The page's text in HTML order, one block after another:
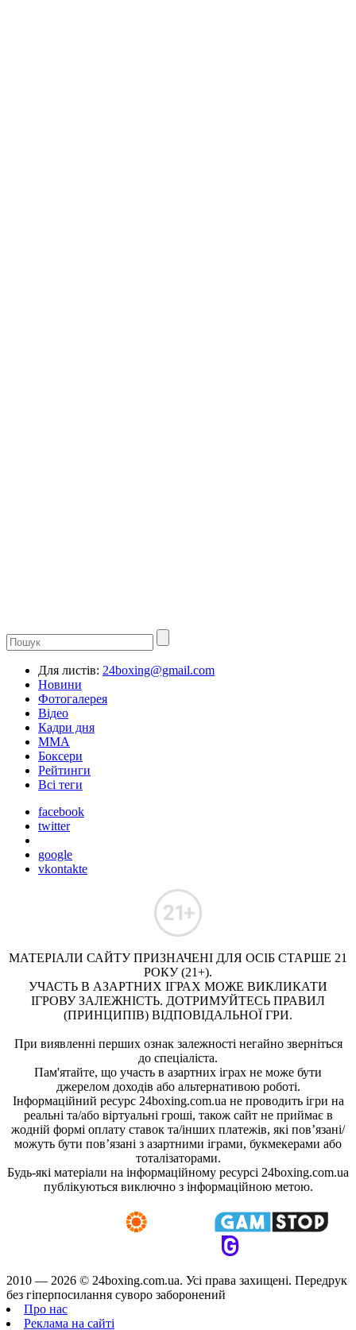
Для листів: 24boxing@gmail.com
Новини
Фотогалерея
Відео
Кадри дня
ММА
Боксери
Рейтинги
Всі теги
facebook
twitter
google
vkontakte
МАТЕРІАЛИ САЙТУ ПРИЗНАЧЕНІ ДЛЯ ОСІБ СТАРШЕ 21
РОКУ (21+).
УЧАСТЬ В АЗАРТНИХ ІГРАХ МОЖЕ ВИКЛИКАТИ
ІГРОВУ ЗАЛЕЖНІСТЬ. ДОТРИМУЙТЕСЬ ПРАВИЛ
(ПРИНЦИПІВ) ВІДПОВІДАЛЬНОЇ ГРИ.
При виявленні перших ознак залежності негайно зверніться
до спеціаліста.
Пам'ятайте, що участь в азартних іграх не може бути
джерелом доходів або альтернативою роботі.
Інформаційний ресурс 24boxing.com.ua не проводить ігри на
реальні та/або віртуальні гроші, також сайт не приймає в
жодній формі оплату ставок та/інших платежів, які пов’язані/
можуть бути пов’язані з азартними іграми, букмекерами або
тоталізаторами.
Будь-які матеріали на інформаційному ресурсі 24boxing.com.ua
публікуються виключно з інформаційною метою.
2010 — 2026 © 24boxing.com.ua. Усi права захищенi. Передрук
без гіперпосилання суворо заборонений
Про нас
Реклама на сайті